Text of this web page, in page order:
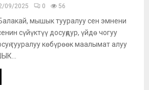
09/2025 0 56
мышык тууралуу сен эмнени
сүйүктүү досуңдур, үйдө чогуу
тууралуу көбүрөөк маалымат алуу